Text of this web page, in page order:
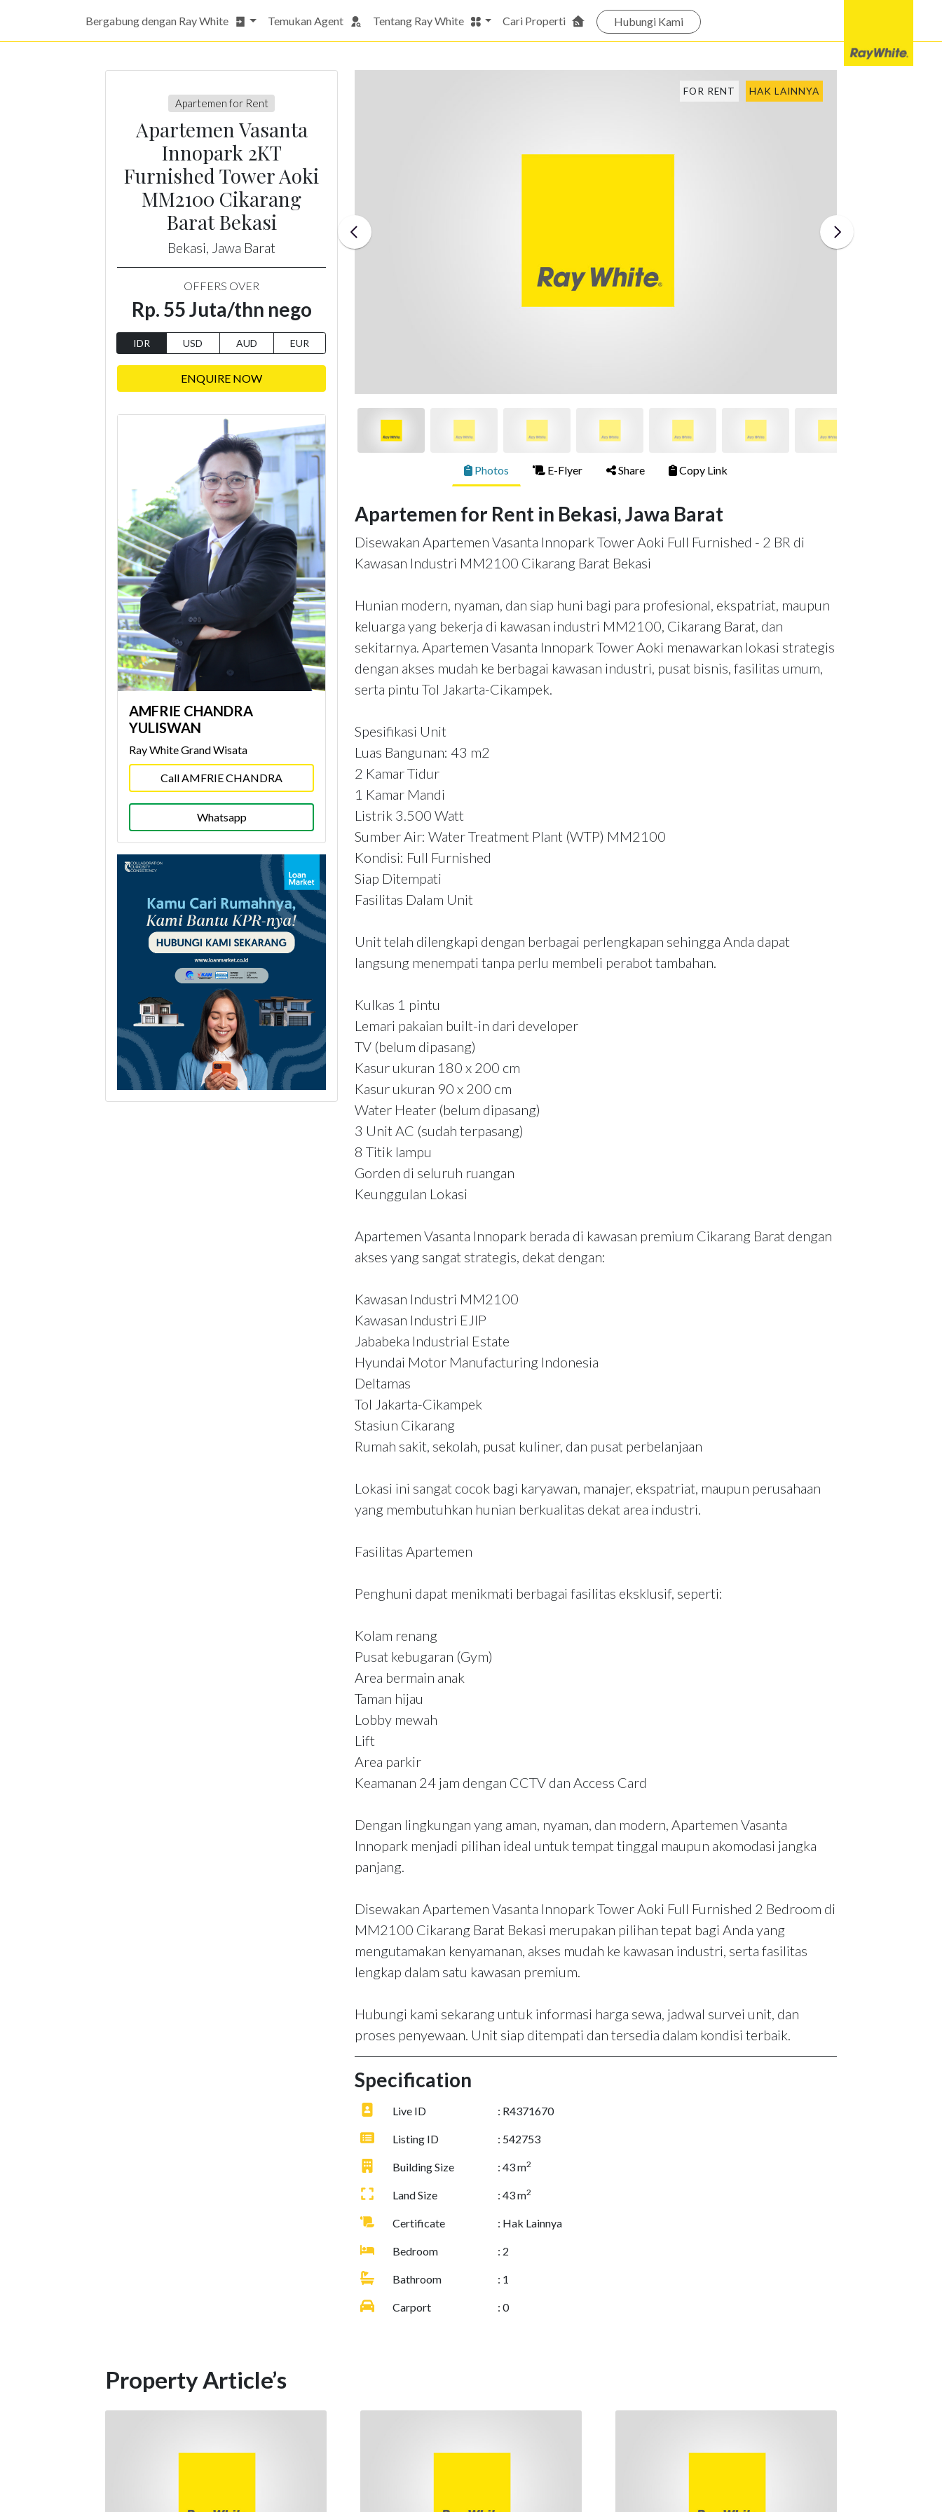
Bergabung dengan Ray White Temukan Agent Tentang Ray White Cari Properti Hubungi Kami
Apartemen for Rent
Apartemen Vasanta
Innopark 2KT
Furnished Tower Aoki
MM2100 Cikarang
Barat Bekasi
Bekasi, Jawa Barat
OFFERS OVER
Rp. 55 Juta/thn nego
IDR USD AUD EUR
ENQUIRE NOW
AMFRIE CHANDRA
YULISWAN
Ray White Grand Wisata
Call AMFRIE CHANDRA
Whatsapp
FOR RENT HAK LAINNYA
Photos E-Flyer Share Copy Link
Apartemen for Rent in Bekasi, Jawa Barat
Disewakan Apartemen Vasanta Innopark Tower Aoki Full Furnished - 2 BR di
Kawasan Industri MM2100 Cikarang Barat Bekasi
Hunian modern, nyaman, dan siap huni bagi para profesional, ekspatriat, maupun
keluarga yang bekerja di kawasan industri MM2100, Cikarang Barat, dan
sekitarnya. Apartemen Vasanta Innopark Tower Aoki menawarkan lokasi strategis
dengan akses mudah ke berbagai kawasan industri, pusat bisnis, fasilitas umum,
serta pintu Tol Jakarta-Cikampek.
Spesifikasi Unit
Luas Bangunan: 43 m2
2 Kamar Tidur
1 Kamar Mandi
Listrik 3.500 Watt
Sumber Air: Water Treatment Plant (WTP) MM2100
Kondisi: Full Furnished
Siap Ditempati
Fasilitas Dalam Unit
Unit telah dilengkapi dengan berbagai perlengkapan sehingga Anda dapat
langsung menempati tanpa perlu membeli perabot tambahan.
Kulkas 1 pintu
Lemari pakaian built-in dari developer
TV (belum dipasang)
Kasur ukuran 180 x 200 cm
Kasur ukuran 90 x 200 cm
Water Heater (belum dipasang)
3 Unit AC (sudah terpasang)
8 Titik lampu
Gorden di seluruh ruangan
Keunggulan Lokasi
Apartemen Vasanta Innopark berada di kawasan premium Cikarang Barat dengan
akses yang sangat strategis, dekat dengan:
Kawasan Industri MM2100
Kawasan Industri EJIP
Jababeka Industrial Estate
Hyundai Motor Manufacturing Indonesia
Deltamas
Tol Jakarta-Cikampek
Stasiun Cikarang
Rumah sakit, sekolah, pusat kuliner, dan pusat perbelanjaan
Lokasi ini sangat cocok bagi karyawan, manajer, ekspatriat, maupun perusahaan
yang membutuhkan hunian berkualitas dekat area industri.
Fasilitas Apartemen
Penghuni dapat menikmati berbagai fasilitas eksklusif, seperti:
Kolam renang
Pusat kebugaran (Gym)
Area bermain anak
Taman hijau
Lobby mewah
Lift
Area parkir
Keamanan 24 jam dengan CCTV dan Access Card
Dengan lingkungan yang aman, nyaman, dan modern, Apartemen Vasanta
Innopark menjadi pilihan ideal untuk tempat tinggal maupun akomodasi jangka
panjang.
Disewakan Apartemen Vasanta Innopark Tower Aoki Full Furnished 2 Bedroom di
MM2100 Cikarang Barat Bekasi merupakan pilihan tepat bagi Anda yang
mengutamakan kenyamanan, akses mudah ke kawasan industri, serta fasilitas
lengkap dalam satu kawasan premium.
Hubungi kami sekarang untuk informasi harga sewa, jadwal survei unit, dan
proses penyewaan. Unit siap ditempati dan tersedia dalam kondisi terbaik.
Specification
Live ID : R4371670
Listing ID : 542753
Building Size : 43 m2
Land Size : 43 m2
Certificate : Hak Lainnya
Bedroom : 2
Bathroom : 1
Carport : 0
Property Article’s